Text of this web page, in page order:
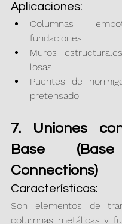
Aplicaciones:
Columnas
fundaciones.
Muros
losas.
Puentes de
pretensado.
7. Uniones
Base
Connections)
Características:
Son elementos de
columnas metálicas y